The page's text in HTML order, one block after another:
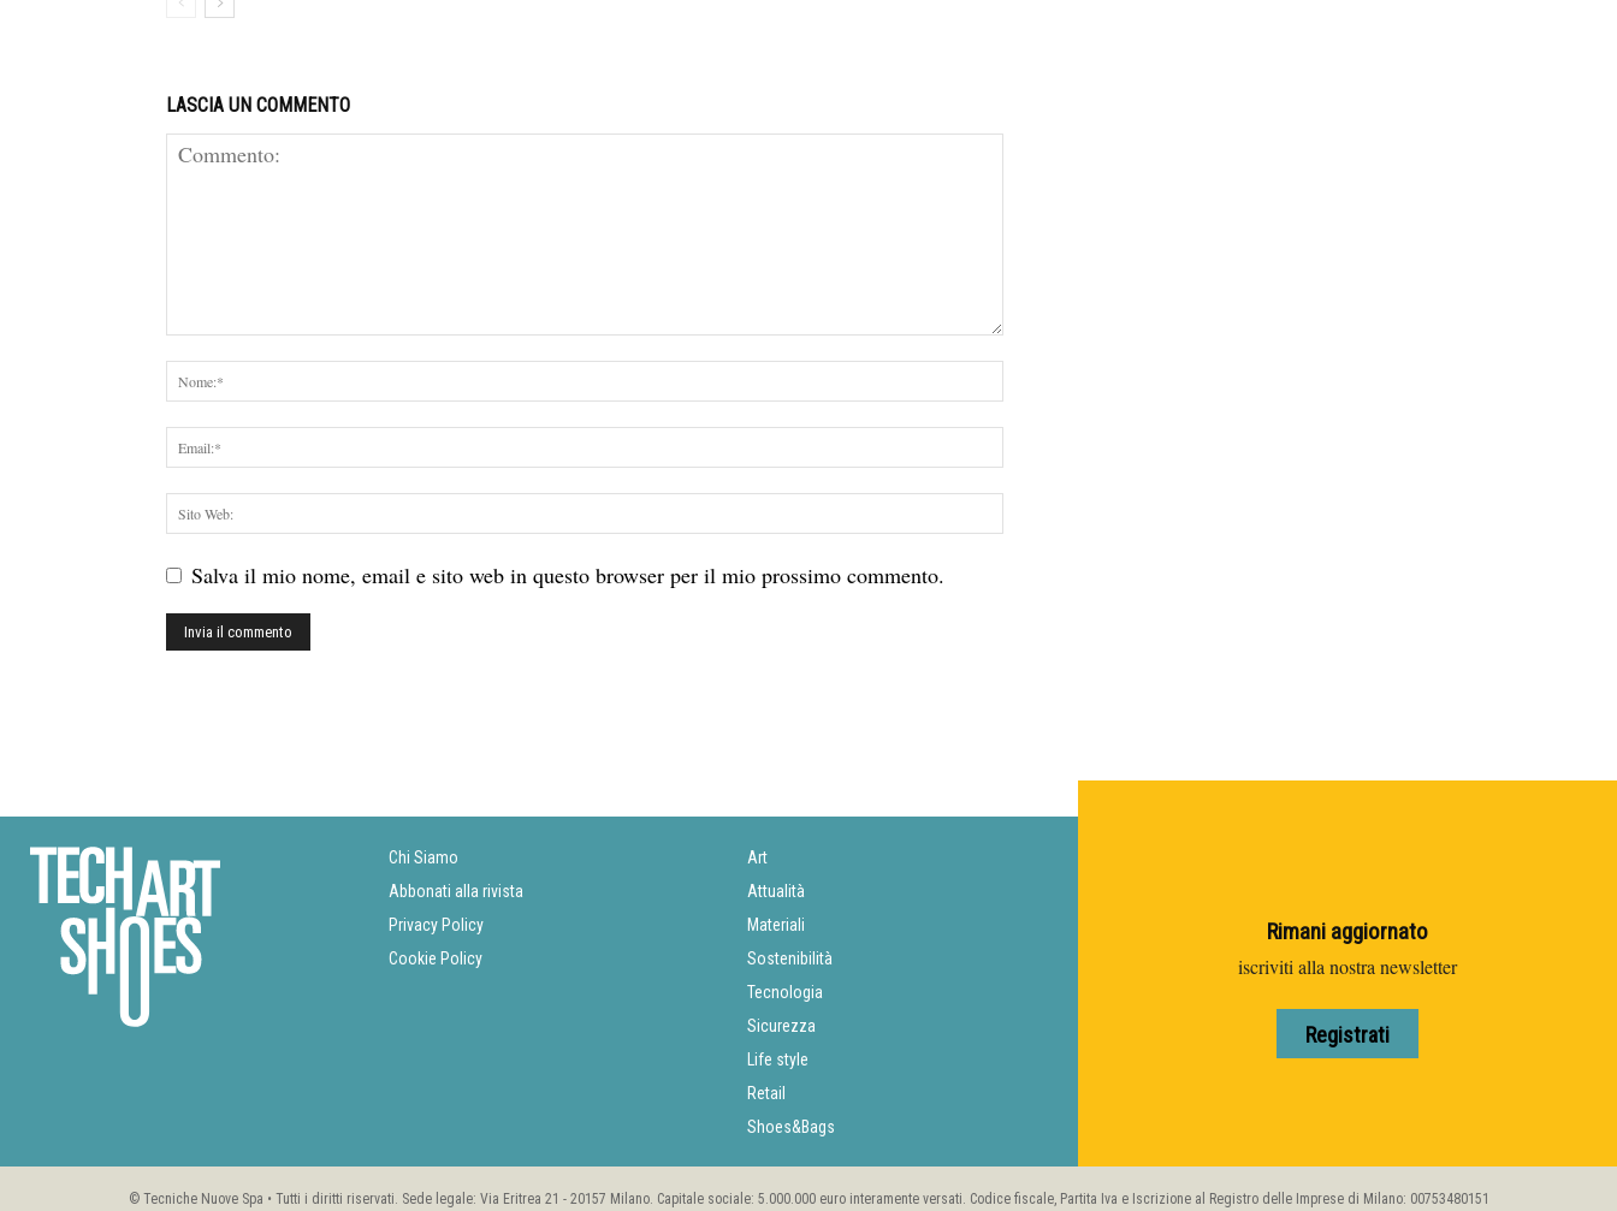
LASCIA UN COMMENTO
Salva il mio nome, email e sito web in questo browser per il mio prossimo commento.
Chi Siamo
Abbonati alla rivista
Privacy Policy
Cookie Policy
Art
Attualità
Materiali
Sostenibilità
Tecnologia
Sicurezza
Life style
Retail
Shoes&Bags
Rimani aggiornato
iscriviti alla nostra newsletter
Registrati
© Tecniche Nuove Spa • Tutti i diritti riservati. Sede legale: Via Eritrea 21 - 20157 Milano. Capitale sociale: 5.000.000 euro interamente versati. Codice fiscale, Partita Iva e Iscrizione al Registro delle Imprese di Milano: 00753480151